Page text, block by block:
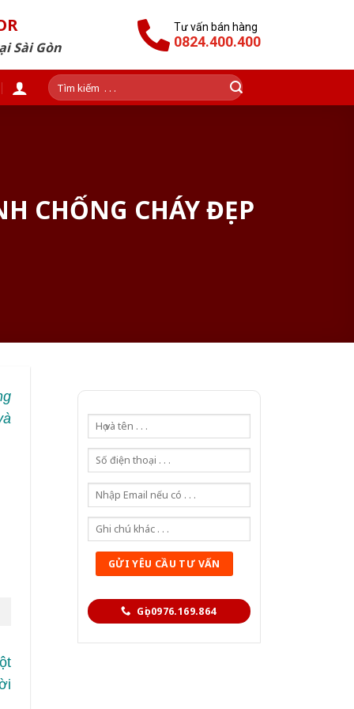
Sài Gòn
Tư vấn bán hàng
0824.400.400
Tìm
kiếm:
CHỐNG CHÁY ĐẸP
Gọi 0976.169.864